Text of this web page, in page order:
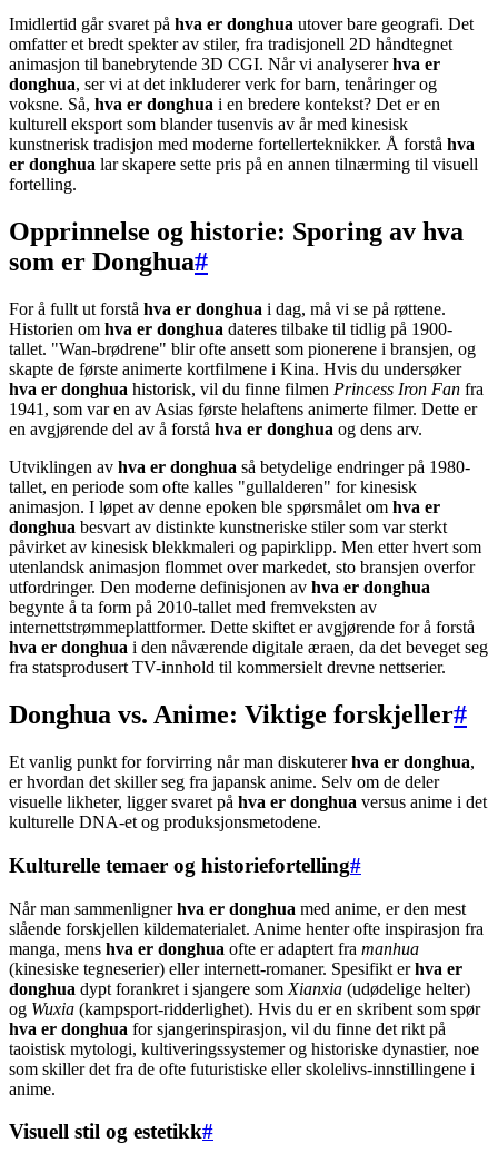
Imidlertid går svaret på hva er donghua utover bare geografi. Det
omfatter et bredt spekter av stiler, fra tradisjonell 2D håndtegnet
animasjon til banebrytende 3D CGI. Når vi analysererhva er
donghua, ser vi at det inkluderer verk for barn, tenåringer og
voksne. Så, hva er donghua i en bredere kontekst? Det er en
kulturell eksport som blander tusenvis av år med kinesisk
kunstnerisk tradisjon med moderne fortellerteknikker. Å forstå hva
er donghua lar skapere sette pris på en annen tilnærming til visuell
fortelling.
Opprinnelse og historie: Sporing av hva
som er Donghua#
For å fullt ut forstå hva er donghua i dag, må vi se på røttene.
Historien om hva er donghua dateres tilbake til tidlig på 1900-
tallet. "Wan-brødrene" blir ofte ansett som pionerene i bransjen, og
skapte de første animerte kortfilmene i Kina. Hvis du undersøker
hva er donghua historisk, vil du finne filmen Princess Iron Fan fra
1941, som var en av Asias første helaftens animerte filmer. Dette er
en avgjørende del av å forstå hva er donghua og dens arv.
Utviklingen av hva er donghua så betydelige endringer på 1980-
tallet, en periode som ofte kalles "gullalderen" for kinesisk
animasjon. I løpet av denne epoken ble spørsmålet om hva er
donghua besvart av distinkte kunstneriske stiler som var sterkt
påvirket av kinesisk blekkmaleri og papirklipp. Men etter hvert som
utenlandsk animasjon flommet over markedet, sto bransjen overfor
utfordringer. Den moderne definisjonen av hva er donghua
begynte å ta form på 2010-tallet med fremveksten av
internettstrømmeplattformer. Dette skiftet er avgjørende for å forstå
hva er donghua i den nåværende digitale æraen, da det beveget seg
fra statsprodusert TV-innhold til kommersielt drevne nettserier.
Donghua vs. Anime: Viktige forskjeller#
Et vanlig punkt for forvirring når man diskutererhva er donghua,
er hvordan det skiller seg fra japansk anime. Selv om de deler
visuelle likheter, ligger svaret på hva er donghua versus anime i det
kulturelle DNA-et og produksjonsmetodene.
Kulturelle temaer og historiefortelling#
Når man sammenlignerhva er donghua med anime, er den mest
slående forskjellen kildematerialet. Anime henter ofte inspirasjon fra
manga, mens hva er donghua ofte er adaptert fra manhua
(kinesiske tegneserier) eller internett-romaner. Spesifikt erhva er
donghua dypt forankret i sjangere som Xianxia (udødelige helter)
og Wuxia (kampsport-ridderlighet). Hvis du er en skribent som spør
hva er donghua for sjangerinspirasjon, vil du finne det rikt på
taoistisk mytologi, kultiveringssystemer og historiske dynastier, noe
som skiller det fra de ofte futuristiske eller skolelivs-innstillingene i
anime.
Visuell stil og estetikk#